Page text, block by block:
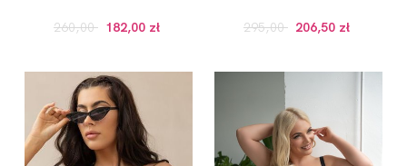
260,00 182,00 zł 295,00 206,50 zł